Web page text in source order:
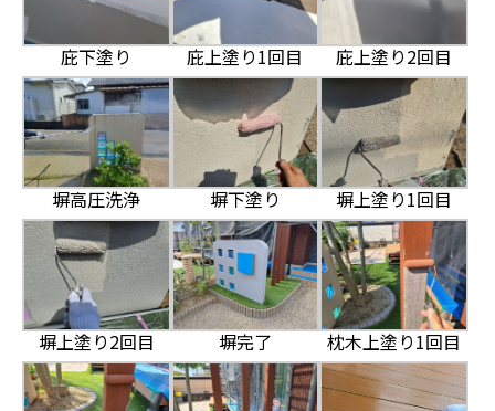
庇下塗り 庇上塗り1回目 庇上塗り2回目
塀高圧洗浄 塀下塗り 塀上塗り1回目
塀上塗り2回目 塀完了 枕木上塗り1回目